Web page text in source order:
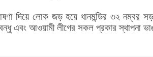
দিয়ে লোক জড় হয়ে ধানমন্ডির ৩২ নম্বর
এবং আওয়ামী লীগের সকল প্রকার স্থাপনা